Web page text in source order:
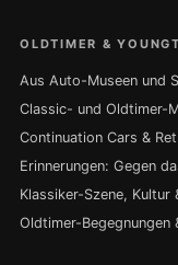
OLDTIMER &
Aus Auto-Museen und
Classic- und Oldtimer-
Continuation Cars &
Erinnerungen: Gegen
Klassiker-Szene, Kultur
Oldtimer-Begegnungen